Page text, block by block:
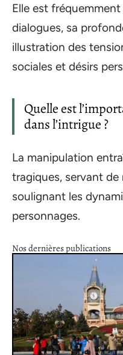
Elle est
dialogues, sa
illustration des
sociales et désirs
Quelle est
dans l’intrigue ?
La manipulation
tragiques, servant de
soulignant les
personnages.
Nos dernières publications